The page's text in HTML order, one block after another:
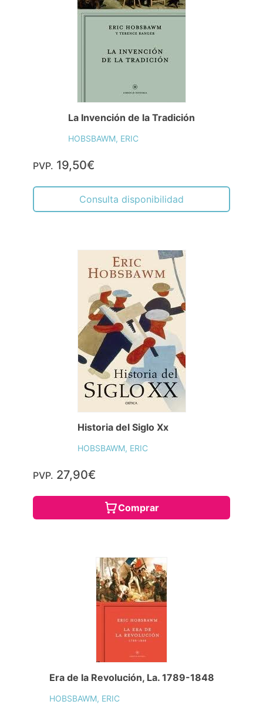
La Invención de la Tradición
HOBSBAWM, ERIC
PVP. 19,50€
Consulta disponibilidad
Historia del Siglo Xx
HOBSBAWM, ERIC
PVP. 27,90€
Comprar
Era de la Revolución, La. 1789-1848
HOBSBAWM, ERIC